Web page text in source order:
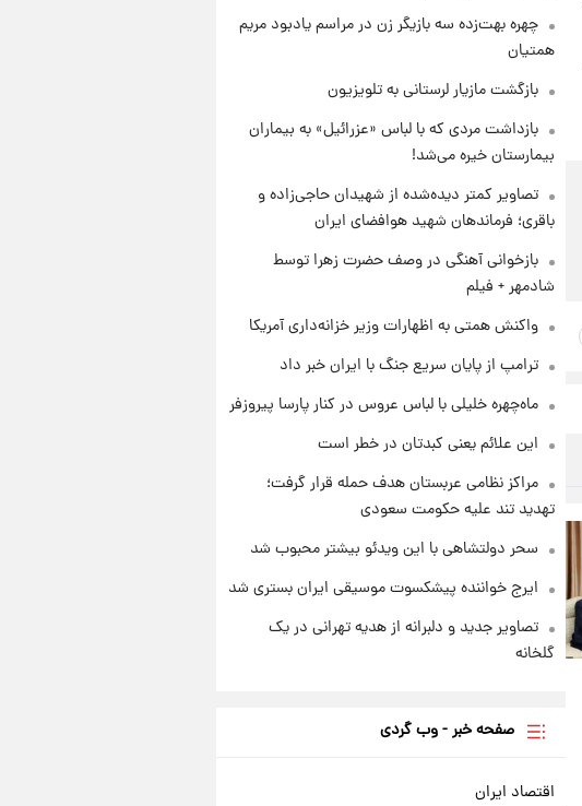
مرداد ۱۴۰۵ +جدول
چهره بهت‌زده سه بازیگر زن در مراسم یادبود مریم
همتیان
بازگشت مازیار لرستانی به تلویزیون
بازداشت مردی که با لباس «عزرائیل» به بیماران
بیمارستان خیره می‌شد!
تصاویر کمتر دیده‌شده از شهیدان حاجی‌زاده و
باقری؛ فرماندهان شهید هوافضای ایران
بازخوانی آهنگی در وصف حضرت زهرا توسط
شادمهر + فیلم
واکنش همتی به اظهارات وزیر خزانه‌داری آمریکا
ترامپ از پایان سریع جنگ با ایران خبر داد
ماه‌چهره خلیلی با لباس عروس در کنار پارسا پیروزفر
این علائم یعنی کبدتان در خطر است
مراکز نظامی عربستان هدف حمله قرار گرفت؛
تهدید تند علیه حکومت سعودی
سحر دولتشاهی با این ویدئو بیشتر محبوب شد
ایرج خواننده پیشکسوت موسیقی ایران بستری شد
تصاویر جدید و دلبرانه از هدیه تهرانی در یک
گلخانه
صفحه خبر - وب گردی
اقتصاد ایران